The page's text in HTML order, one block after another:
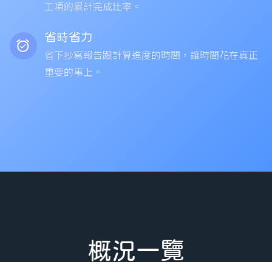
工項的累計完成比率。
alarm_on
省時省力
省下抄寫報告跟計算進度的時間，讓時間花在真正
重要的事上。
概況一覽